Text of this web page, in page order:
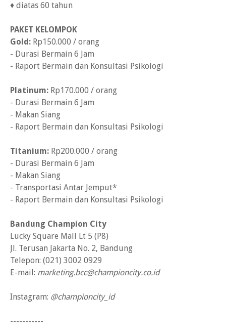
♦ diatas 60 tahun
PAKET KELOMPOK
Gold: Rp150.000 / orang
- Durasi Bermain 6 Jam
- Raport Bermain dan Konsultasi Psikologi
Platinum: Rp170.000 / orang
- Durasi Bermain 6 Jam
- Makan Siang
- Raport Bermain dan Konsultasi Psikologi
Titanium: Rp200.000 / orang
- Durasi Bermain 6 Jam
- Makan Siang
- Transportasi Antar Jemput*
- Raport Bermain dan Konsultasi Psikologi
Bandung Champion City
Lucky Square Mall Lt 5 (P8)
Jl. Terusan Jakarta No. 2, Bandung
Telepon: (021) 3002 0929
E-mail: marketing.bcc@championcity.co.id
Instagram: @championcity_id
-----------